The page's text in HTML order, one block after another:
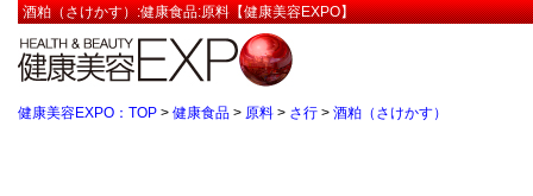
酒粕（さけかす）:健康食品:原料【健康美容EXPO】
健康美容EXPO：TOP > 健康食品 > 原料 > さ行 > 酒粕（さけかす）